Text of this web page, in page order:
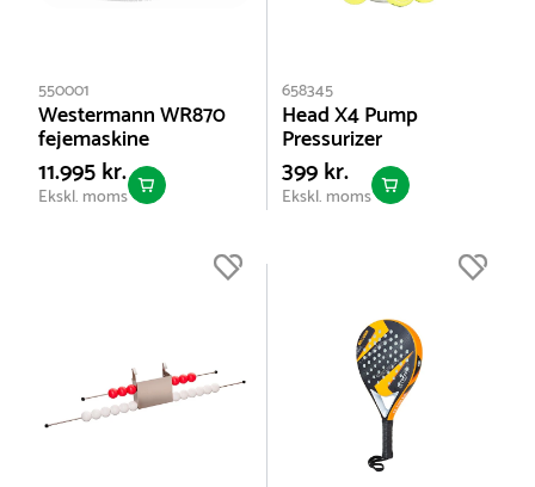
550001
Westermann WR870
fejemaskine
11.995 kr.
Ekskl. moms
658345
Head X4 Pump
Pressurizer
399 kr.
Ekskl. moms